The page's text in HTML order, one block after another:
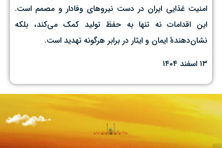
امنیت غذایی ایران در دست نیروهای وفادار و مصمم است.
این اقدامات نه تنها به حفظ تولید کمک می‌کند، بلکه
نشان‌دهندهٔ ایمان و ایثار در برابر هرگونه تهدید است.
۱۳ اسفند ۱۴۰۴